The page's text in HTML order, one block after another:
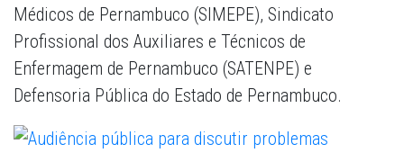
Médicos de Pernambuco (SIMEPE), Sindicato
Profissional dos Auxiliares e Técnicos de
Enfermagem de Pernambuco (SATENPE) e
Defensoria Pública do Estado de Pernambuco.